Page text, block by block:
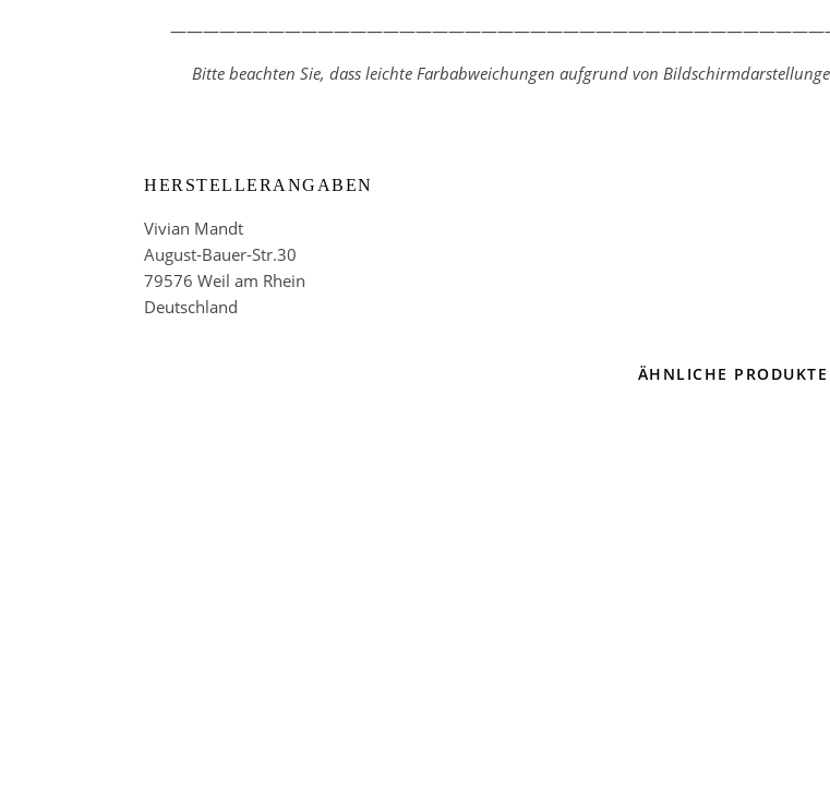
Bitte beachten Sie, dass leichte Farbabweichungen aufgrund von
HERSTELLERANGABEN
Vivian Mandt
August-Bauer-Str.30
79576 Weil am Rhein
Deutschland
ÄHNLICHE PRODUKTE